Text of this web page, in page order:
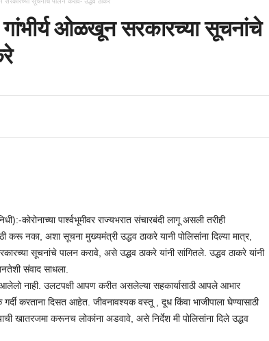
गांभीर्य ओळखून सरकारच्या सूचनांचे
कोरोनाच्या पार्श्वभूमीवर राज्यभरात संचारबंदी लागू असली तरीही
नका, अशा सूचना मुख्यमंत्री उद्धव ठाकरे यानी पोलिसांना दिल्या मात्र,
सूचनांचे पालन करावे, असे उद्धव ठाकरे यांनी सांगितले. उद्धव ठाकरे यांनी
संवाद साधला.
आलेलो नाही. उलटपक्षी आपण करीत असलेल्या सहकार्यासाठी आपले आभार
करताना दिसत आहेत. जीवनावश्यक वस्तू , दूध किंवा भाजीपाला घेण्यासाठी
खातरजमा करूनच लोकांना अडवावे, असे निर्देश मी पोलिसांना दिले उद्धव